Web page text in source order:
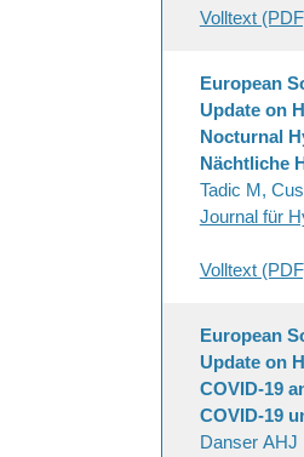
Volltext
European
Update on
Nocturnal
Nächtliche
Tadic M,
Journal für
Volltext
European
Update on
COVID-19
COVID-19
Danser AHJ